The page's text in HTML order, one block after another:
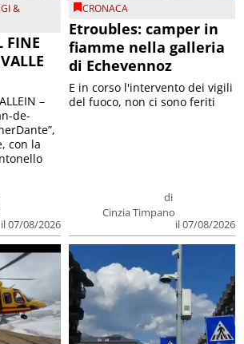
&
FINE
il 07/08/2026
–
de-
con la
CRONACA
Etroubles: camper in
fiamme nella galleria
di Echevennoz
di
Cinzia Timpano
il 07/08/2026
E in corso l'intervento dei vigili
del fuoco, non ci sono feriti